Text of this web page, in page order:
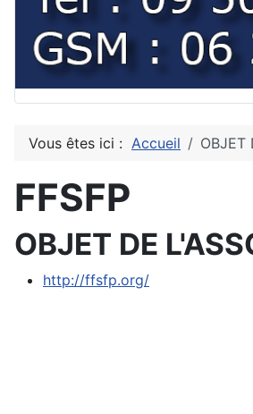
Vous êtes ici : Accueil OBJET
FFSFP
OBJET DE
http://ffsfp.org/